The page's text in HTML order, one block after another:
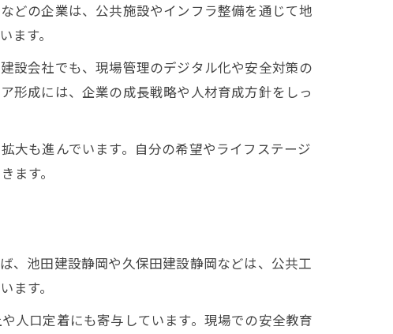
どの企業は、公共施設やインフラ整備を通じて地
す。
設会社でも、現場管理のデジタル化や安全対策の
形成には、企業の成長戦略や人材育成方針をしっ
大も進んでいます。自分の希望やライフステージ
ます。
、池田建設静岡や久保田建設静岡などは、公共工
ます。
人口定着にも寄与しています。現場での安全教育